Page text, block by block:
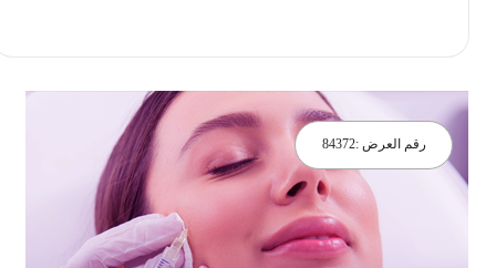
رقم العرض :84372